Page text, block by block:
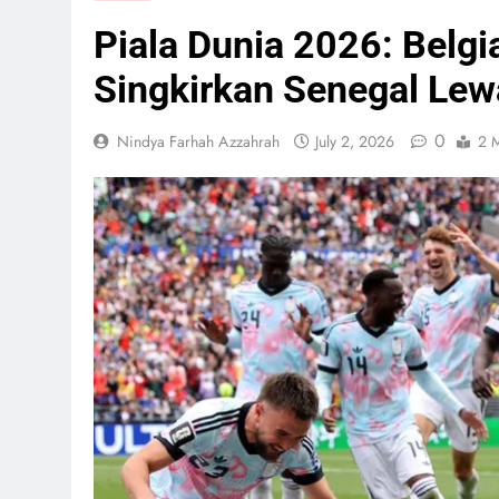
Telan
6
Anak
Boleh
Piala Dunia 2026:
Singkirkan Senegal
Nindya Farhah Azzahrah July 2, 2026 0 2